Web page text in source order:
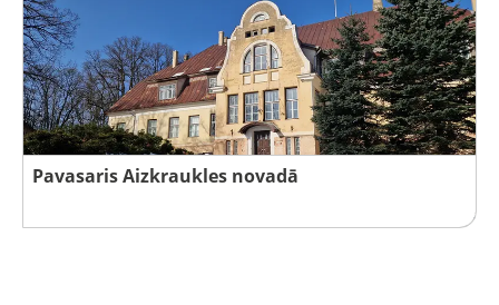
Pavasaris Aizkraukles novadā